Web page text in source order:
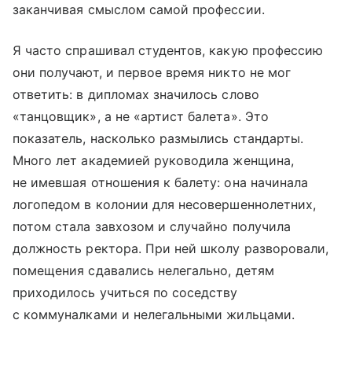
заканчивая смыслом самой профессии.
Я часто спрашивал студентов, какую профессию
они получают, и первое время никто не мог
ответить: в дипломах значилось слово
«танцовщик», а не «артист балета». Это
показатель, насколько размылись стандарты.
Много лет академией руководила женщина,
не имевшая отношения к балету: она начинала
логопедом в колонии для несовершеннолетних,
потом стала завхозом и случайно получила
должность ректора. При ней школу разворовали,
помещения сдавались нелегально, детям
приходилось учиться по соседству
с коммуналками и нелегальными жильцами.